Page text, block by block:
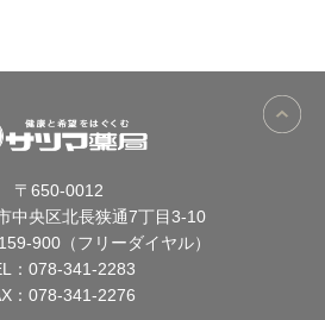
〒650-0012
中央区北長狭通7丁目3-10
900（フリーダイヤル）
： 078-341-2283
：078-341-2276